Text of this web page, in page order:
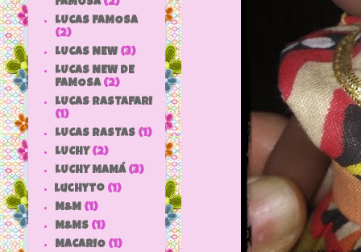
LUCAS FAMOSA
(2)
LUCAS NEW (3)
LUCAS NEW DE
FAMOSA (2)
LUCAS RASTAFARI
(1)
LUCAS RASTAS (1)
LUCHY (2)
LUCHY MAMÁ (3)
luchyto (1)
M&M (1)
M&MS (1)
MACARIO (1)